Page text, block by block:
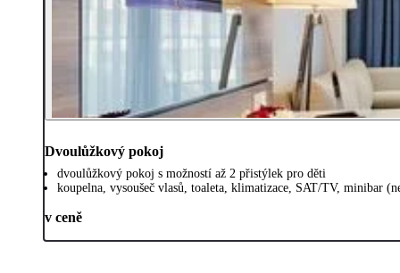
Dvoulůžkový pokoj
dvoulůžkový pokoj s možností až 2 přistýlek pro děti
koupelna, vysoušeč vlasů, toaleta, klimatizace, SAT/TV, minibar
v ceně